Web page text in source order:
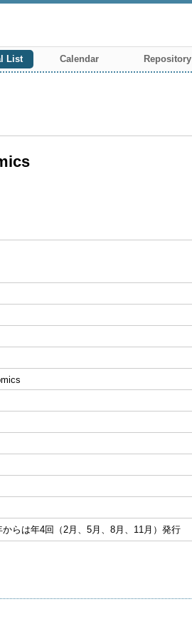
List Calendar Repository
らは年4回（2月、5月、8月、11月）発行